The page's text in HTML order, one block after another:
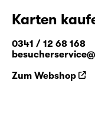
Karten
0341 / 12 68 168
Zum Webshop